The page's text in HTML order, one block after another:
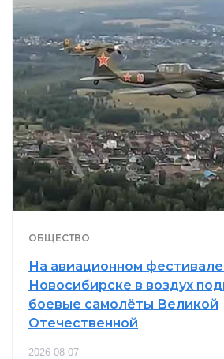
ОБЩЕСТВО
На авиационном фестивале
Новосибирске в воздух
боевые самолёты Великой
Отечественной
2026-08-07